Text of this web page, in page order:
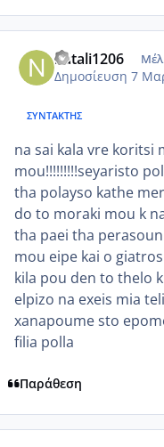
natali1206
Δημοσίευση 7
ΣΥΝΤΆΚΤΗΣ
na sai kala vre koritsi
mou!!!!!!!!!seyaristo
tha polayso kathe
do to moraki mou k
tha paei tha
mou eipe kai o
kila pou den to thelo
elpizo na exeis mia
xanapoume sto
filia polla
Παράθεση